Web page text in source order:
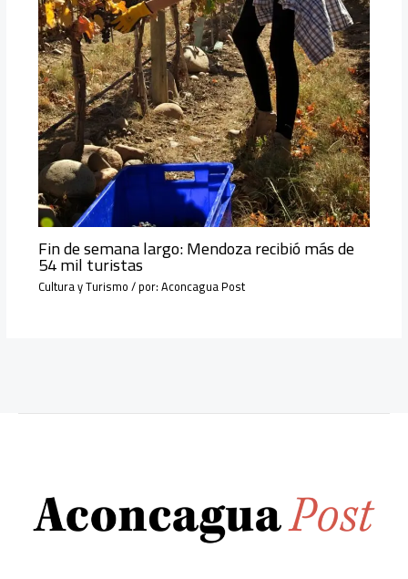
Fin de semana largo: Mendoza recibió más de
54 mil turistas
Cultura y Turismo/ por:Aconcagua Post